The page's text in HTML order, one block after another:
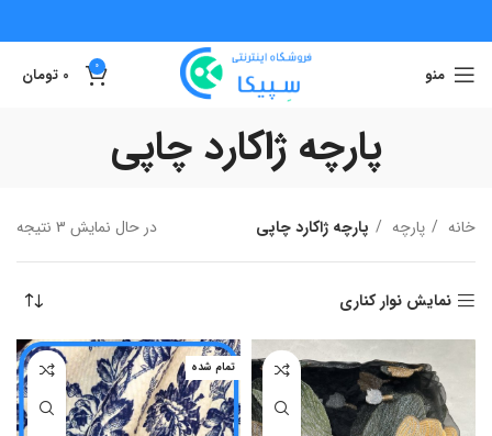
منو 0
0 تومان
پارچه ژاکارد چاپی
خانه پارچه پارچه ژاکارد چاپی در حال نمایش 3 نتیجه
نمایش نوار کناری
تمام شده